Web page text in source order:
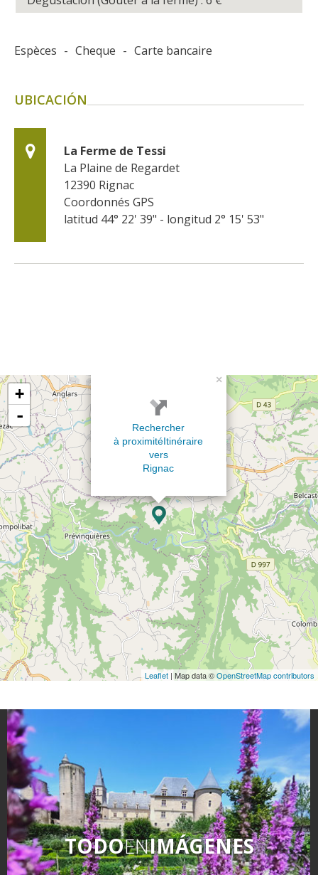
Espèces - Cheque - Carte bancaire
UBICACIÓN
La Ferme de Tessi
La Plaine de Regardet
12390 Rignac
Coordonnés GPS
latitud 44° 22' 39" - longitud 2° 15' 53"
×
Rechercher
à proximitéItinéraire
vers
Rignac
+
-
Leaflet | Map data ©OpenStreetMap contributors
TODOENIMÁGENES